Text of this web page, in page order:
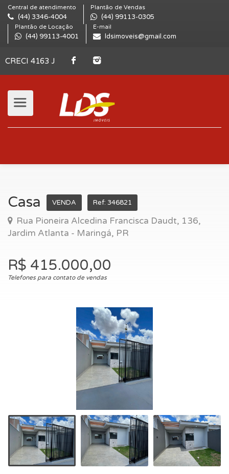
Central de atendimento
(44) 3346-4004
Plantão de Vendas
(44) 99113-0305
Plantão de Locação
(44) 99113-4001
E-mail
ldsimoveis@gmail.com
CRECI 4163 J
Casa VENDA Ref: 346821
Rua Pioneira Alcedina Francisca Daudt, 136,
Jardim Atlanta - Maringá, PR
R$ 415.000,00
Telefones para contato de vendas